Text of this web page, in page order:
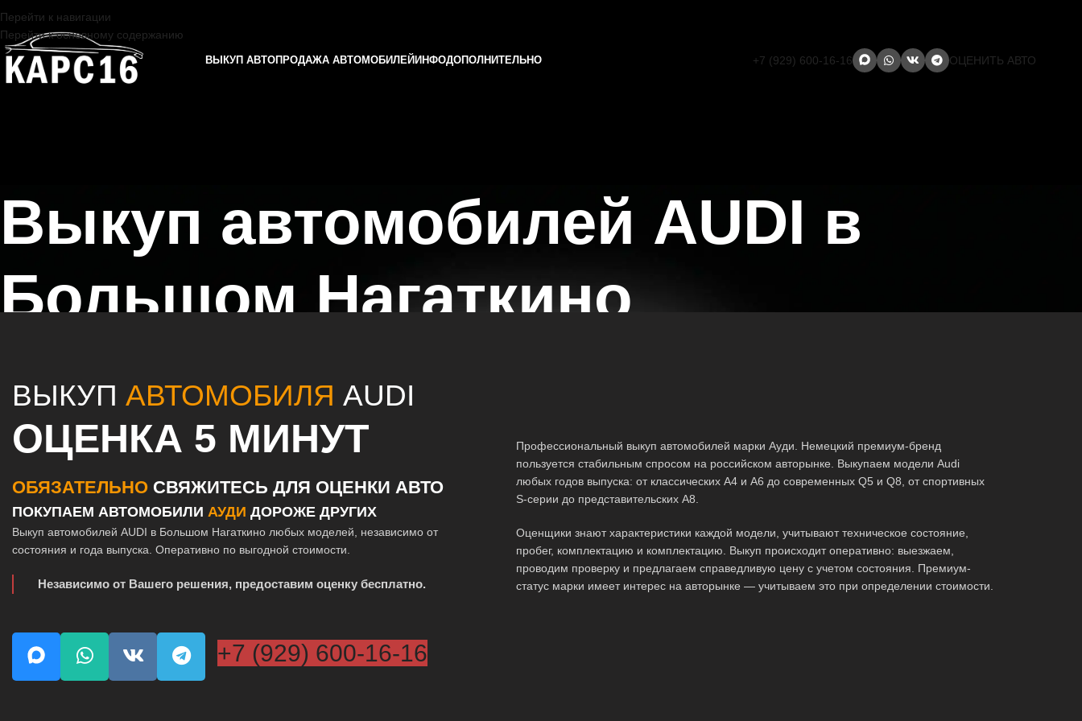
Перейти к навигации
Перейти к основному содержанию
ВЫКУП АВТОПРОДАЖА АВТОМОБИЛЕЙ ИНФОДОПОЛНИТЕЛЬНО +7 (929) 600-16-16 ОЦЕНИТЬ АВТО
Выкуп автомобилей AUDI в
Большом Нагаткино
ВЫКУП АВТОМОБИЛЯ AUDI
ОЦЕНКА 5 МИНУТ
ОБЯЗАТЕЛЬНО СВЯЖИТЕСЬ ДЛЯ ОЦЕНКИ АВТО
ПОКУПАЕМ АВТОМОБИЛИ АУДИ ДОРОЖЕ ДРУГИХ
Выкуп автомобилей AUDI в Большом Нагаткино любых моделей, независимо от
состояния и года выпуска. Оперативно по выгодной стоимости.
Независимо от Вашего решения, предоставим оценку бесплатно.
+7 (929) 600-16-16
Профессиональный выкуп автомобилей марки Ауди. Немецкий премиум-бренд
пользуется стабильным спросом на российском авторынке. Выкупаем модели Audi
любых годов выпуска: от классических A4 и A6 до современных Q5 и Q8, от спортивных
S-серии до представительских A8.
Оценщики знают характеристики каждой модели, учитывают техническое состояние,
пробег, комплектацию и комплектацию. Выкуп происходит оперативно: выезжаем,
проводим проверку и предлагаем справедливую цену с учетом состояния. Премиум-
статус марки имеет интерес на авторынке — учитываем это при определении стоимости.